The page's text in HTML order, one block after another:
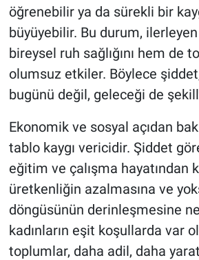
öğrenebilir ya da sürekli bir
büyüyebilir. Bu durum,
bireysel ruh sağlığını hem de
olumsuz etkiler. Böylece
bugünü değil, geleceği de
Ekonomik ve sosyal açıdan
tablo kaygı vericidir. Şiddet
eğitim ve çalışma hayatından
üretkenliğin azalmasına ve
döngüsünün derinleşmesine
kadınların eşit koşullarda var
toplumlar, daha adil, daha